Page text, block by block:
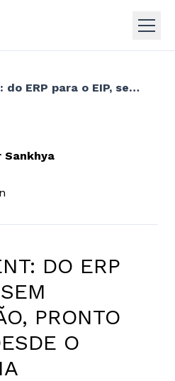
Deploy Agent: do ERP para o EIP, sem implantação, pronto para uso desde o primeiro dia
Sankhya
DO ERP
PRONTO
O